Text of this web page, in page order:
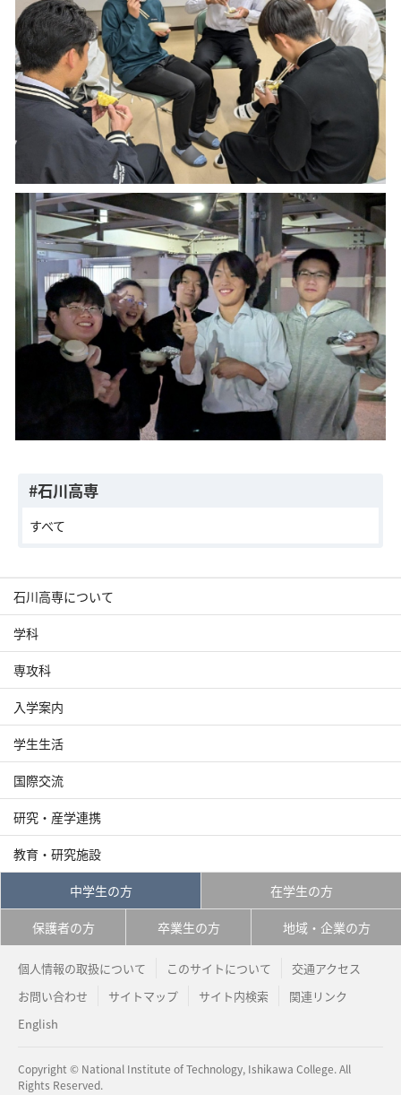
#石川高専
すべて
石川高専について
学科
専攻科
入学案内
学生生活
国際交流
研究・産学連携
教育・研究施設
中学生の方 在学生の方
保護者の方 卒業生の方 地域・企業の方
個人情報の取扱について このサイトについて
交通アクセス
お問い合わせ
サイトマップ サイト内検索
関連リンク
English
Copyright © National Institute of Technology, Ishikawa College. All
Rights Reserved.